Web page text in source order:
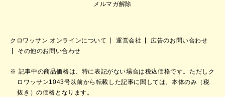
メルマガ解除
クロワッサン オンラインについて 運営会社
広告のお問い合わせ
その他のお問い合わせ
記事中の商品価格は、特に表記がない場合は税込価格です。ただしク
ロワッサン1043号以前から転載した記事に関しては、本体のみ（税
抜き）の価格となります。